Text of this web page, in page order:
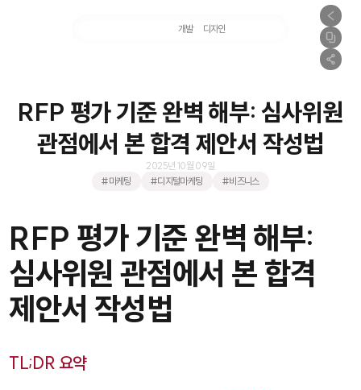
개발 디자인
RFP 평가 기준 완벽 해부: 심사위원
관점에서 본 합격 제안서 작성법
2025년 10월 09일
#마케팅
#디지털마케팅 #비즈니스
RFP 평가 기준 완벽 해부:
심사위원 관점에서 본 합격
제안서 작성법
TL;DR 요약